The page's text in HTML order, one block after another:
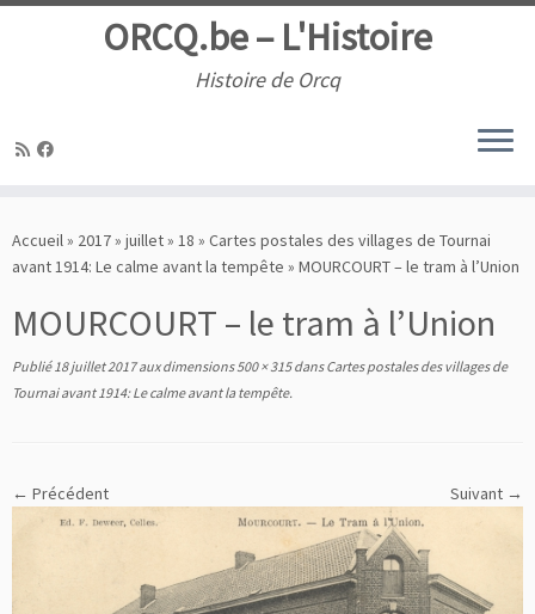
au
contenu
ORCQ.be – L'Histoire
Histoire de Orcq
Accueil» 2017» juillet» 18 » Cartes postales des villages de Tournai
avant 1914: Le calme avant la tempête » MOURCOURT – le tram à l’Union
MOURCOURT – le tram à l’Union
Publié 18 juillet 2017aux dimensions500 × 315dansCartes postales des villages de
Tournai avant 1914: Le calme avant la tempête.
← Précédent Suivant →